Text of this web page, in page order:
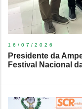
16/07/2026
Presidente da
Festival Nacional